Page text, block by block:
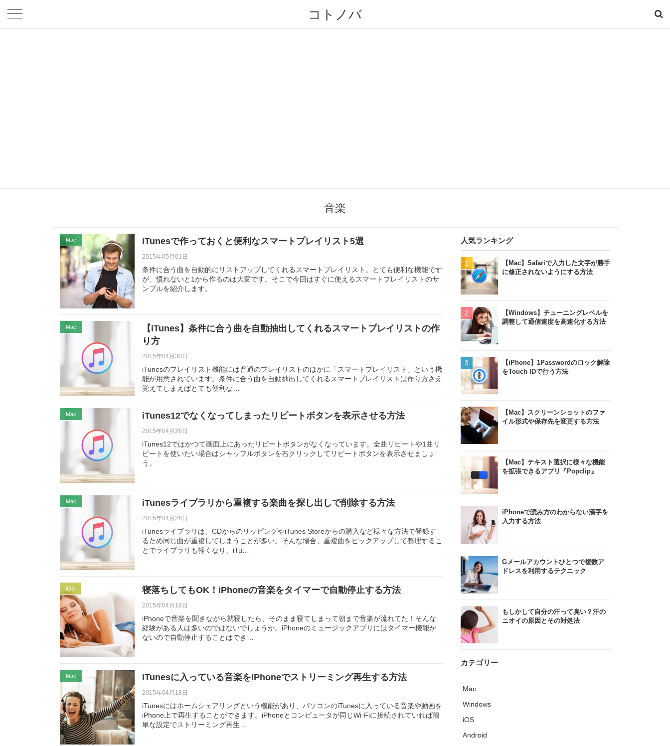
コトノバ
音楽
Mac iTunesで作っておくと便利なスマートプレイリスト5選
2015年05月01日
条件に合う曲を自動的にリストアップしてくれるスマートプレイリスト。とても便利な機能です
が、慣れないと1から作るのは大変です。そこで今回はすぐに使えるスマートプレイリストのサ
ンプルを紹介します。
Mac
【iTunes】条件に合う曲を自動抽出してくれるスマートプレイリストの作
り方
2015年04月30日
iTunesのプレイリスト機能には普通のプレイリストのほかに「スマートプレイリスト」という機
能が用意されています。条件に合う曲を自動抽出してくれるスマートプレイリストは作り方さえ
覚えてしまえばとても便利な…
Mac iTunes12でなくなってしまったリピートボタンを表示させる方法
2015年04月26日
iTunes12ではかつて画面上にあったリピートボタンがなくなっています。全曲リピートや1曲リ
ピートを使いたい場合はシャッフルボタンを右クリックしてリピートボタンを表示させましょ
う。
Mac iTunesライブラリから重複する楽曲を探し出しで削除する方法
2015年04月26日
iTunesライブラリは、CDからのリッピングやiTunes Storeからの購入など様々な方法で登録す
るため同じ曲が重複してしまうことが多い。そんな場合、重複曲をピックアップして整理するこ
とでライブラリも軽くなり、iTu…
iOS 寝落ちしてもOK！iPhoneの音楽をタイマーで自動停止する方法
2015年04月18日
iPhoneで音楽を聞きながら就寝したら、そのまま寝てしまって朝まで音楽が流れてた！そんな
経験がある人は多いのではないでしょうか。iPhoneのミュージックアプリにはタイマー機能が
ないので自動停止することはでき…
Mac iTunesに入っている音楽をiPhoneでストリーミング再生する方法
2015年04月18日
iTunesにはホームシェアリングという機能があり、パソコンのiTunesに入っている音楽や動画を
iPhone上で再生することができます。iPhoneとコンピュータが同じWi-Fiに接続されていれば簡
単な設定でストリーミング再生…
人気ランキング
【Mac】Safariで入力した文字が勝手
に修正されないようにする方法
【Windows】チューニングレベルを
調整して通信速度を高速化する方法
【iPhone】1Passwordのロック解除
をTouch IDで行う方法
【Mac】スクリーンショットのファ
イル形式や保存先を変更する方法
【Mac】テキスト選択に様々な機能
を拡張できるアプリ『Popclip』
iPhoneで読み方のわからない漢字を
入力する方法
Gメールアカウントひとつで複数ア
ドレスを利用するテクニック
もしかして自分の汗って臭い？汗の
ニオイの原因とその対処法
カテゴリー
Mac
Windows
iOS
Android